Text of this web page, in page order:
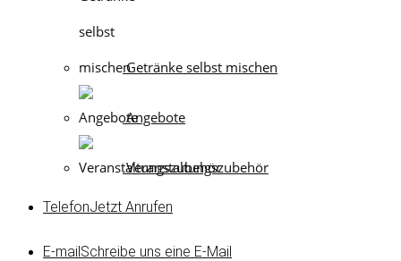
Getränke selbst mischen
Angebote
Veranstaltungszubehör
TelefonJetzt Anrufen
E-mailSchreibe uns eine E-Mail